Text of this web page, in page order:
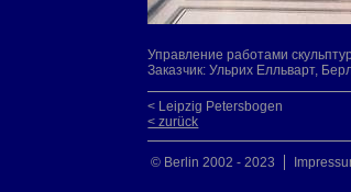
Управление работами
Заказчик: Ульрих Елльварт,
< Leipzig Petersbogen
< zurück
© Berlin 2002 - 2023